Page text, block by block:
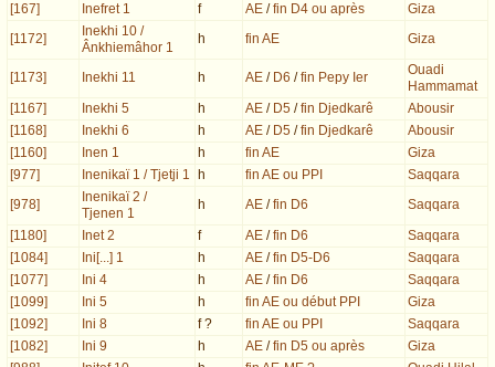
[167]
Inefret 1 f AE /fin D4 ou après
Giza
[1172]
Inekhi 10 /
Ânkhiemâhor 1
h fin AE Giza
[1173] Inekhi 11 h AE / D6 /fin Pepy Ier
Ouadi
Hammamat
[1167]
Inekhi 5 h AE / D5 /fin Djedkarê
Abousir
[1168]
Inekhi 6 h AE / D5 /fin Djedkarê
Abousir
[1160]
Inen 1 h fin AE
Giza
[977]
Inenikaï 1 / Tjetji 1 h fin AE ou PPI
Saqqara
[978]
Inenikaï 2 /
Tjenen 1
h AE /fin D6
Saqqara
[1180]
Inet 2 f AE /fin D6
Saqqara
[1084]
Ini[...] 1 h AE /fin D5-D6
Saqqara
[1077]
Ini 4 h AE /fin D6
Saqqara
[1099]
Ini 5 h fin AE ou début PPI
Giza
[1092]
Ini 8 f ? fin AE ou PPI
Saqqara
[1082]
Ini 9 h AE /fin D5 ou après
Giza